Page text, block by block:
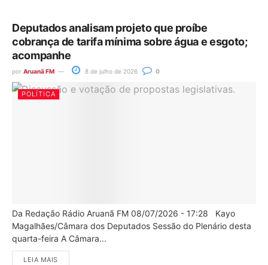
Deputados analisam projeto que proíbe
cobrança de tarifa mínima sobre água e esgoto;
acompanhe
por Aruanã FM 8 de julho de 2026 0
POLÍTICA
Da Redação Rádio Aruanã FM 08/07/2026 - 17:28 Kayo
Magalhães/Câmara dos Deputados Sessão do Plenário desta
quarta-feira A Câmara...
LEIA MAIS